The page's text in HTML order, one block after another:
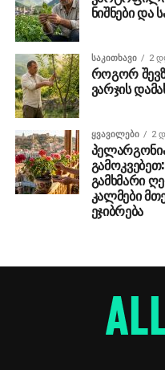
ნიშნები და
ᲡᲐᲙᲘᲗᲮᲐᲕᲘ 2
როგორ
ვარჯის
ᲧᲕᲐᲕᲘᲚᲔᲑᲘ 2
გამხმარი
კალმები
ეჯიბრება